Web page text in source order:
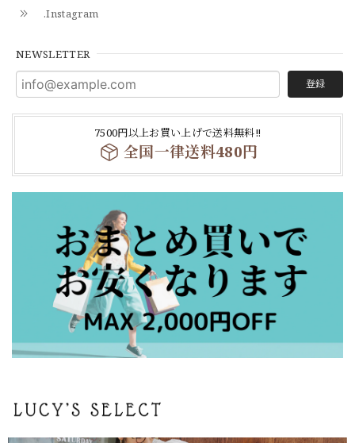
.Instagram
NEWSLETTER
登録
7500円以上お買い上げで送料無料‼
全国一律送料480円